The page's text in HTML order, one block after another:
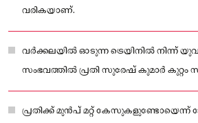
വരികയാണ്.
വർക്കലയിൽ ഓടുന്ന ട്രെയിനിൽ നിന്ന്
സംഭവത്തിൽ പ്രതി സുരേഷ് കുമാർ കുറ്റം
പ്രതിക്ക് മുൻപ് മറ്റ് കേസുകളുണ്ടോയെന്ന്